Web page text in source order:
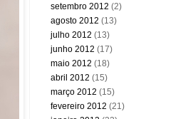
setembro 2012 (2)
agosto 2012 (13)
julho 2012 (13)
junho 2012 (17)
maio 2012 (18)
abril 2012 (15)
março 2012 (15)
fevereiro 2012 (21)